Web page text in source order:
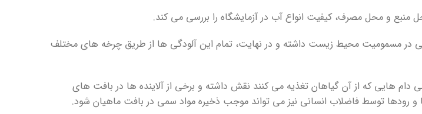
و محل مصرف، کیفیت انواع آب در آزمایشگاه را بررسی می کند.
در مسمومیت محیط زیست داشته و در نهایت، تمام این آلودگی ها از طریق چرخه های مختلف
دام هایی که از آن گیاهان تغذیه می کنند نقش داشته و برخی از آلاینده ها در بافت های
رودها توسط فاضلاب انسانی نیز می تواند موجب ذخیره مواد سمی در بافت ماهیان شود.